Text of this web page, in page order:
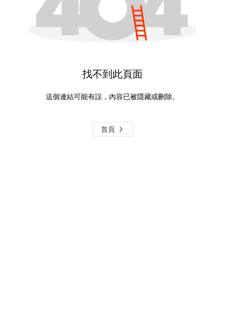
找不到此頁面
這個連結可能有誤，內容已被隱藏或刪除。
首頁